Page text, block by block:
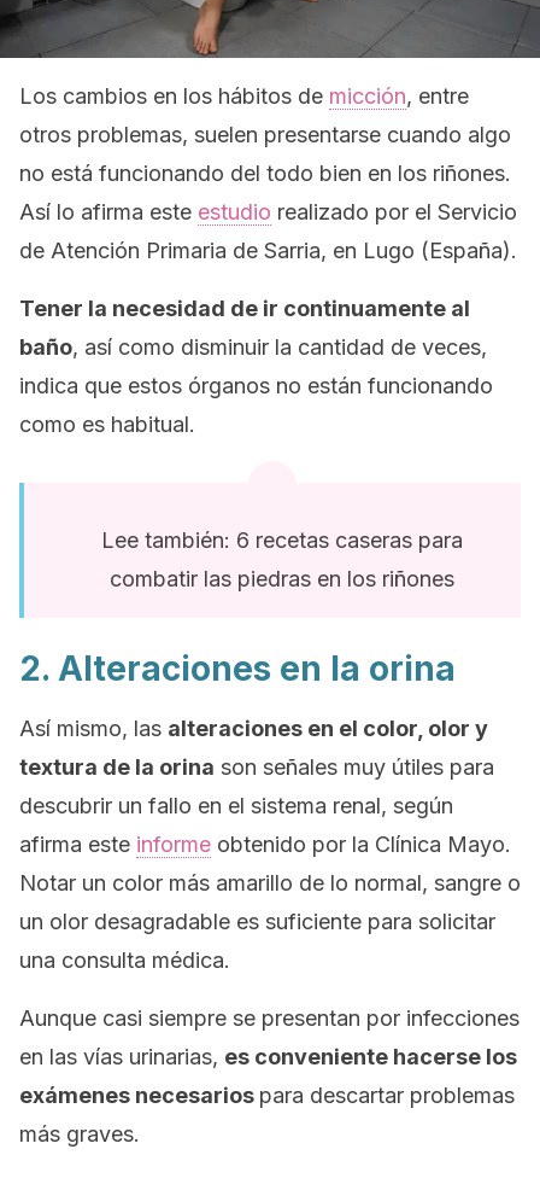
Los cambios en los hábitos de micción, entre
otros problemas, suelen presentarse cuando algo
no está funcionando del todo bien en los riñones.
Así lo afirma este estudio realizado por el Servicio
de Atención Primaria de Sarria, en Lugo (España).
Tener la necesidad de ir continuamente al
baño, así como disminuir la cantidad de veces,
indica que estos órganos no están funcionando
como es habitual.
Lee también: 6 recetas caseras para
combatir las piedras en los riñones
2. Alteraciones en la orina
Así mismo, las alteraciones en el color, olor y
textura de la orina son señales muy útiles para
descubrir un fallo en el sistema renal, según
afirma este informe obtenido por la Clínica Mayo.
Notar un color más amarillo de lo normal, sangre o
un olor desagradable es suficiente para solicitar
una consulta médica.
Aunque casi siempre se presentan por infecciones
en las vías urinarias, es conveniente hacerse los
exámenes necesarios para descartar problemas
más graves.